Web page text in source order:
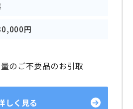
円
のご不要品のお引取
しく見る